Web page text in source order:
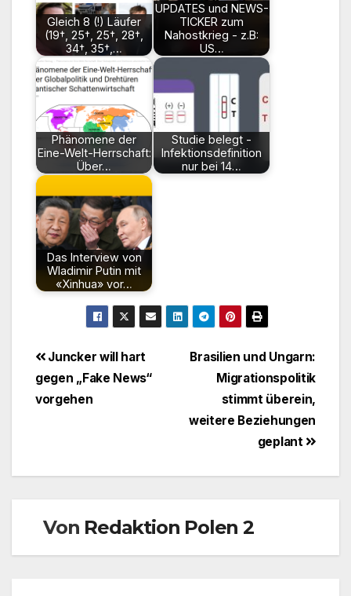
Gleich 8 (!) Läufer
(19†, 25†, 25†, 28†,
34†, 35†,…
UPDATES und NEWS-
TICKER zum
Nahostkrieg - z.B:
US…
Phänomene der
Eine-Welt-Herrschaft:
Über…
Studie belegt -
Infektionsdefinition
nur bei 14…
Das Interview von
Wladimir Putin mit
«Xinhua» vor…
Beitragsnavigation
Brasilien und Ungarn:
Migrationspolitik
stimmt überein,
weitere Beziehungen
geplant
Juncker will hart
gegen „Fake News“
vorgehen
Von Redaktion Polen 2